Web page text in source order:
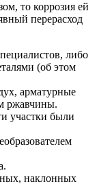
то коррозия ей
перерасход
либо
(об этом
арматурные
ржавчины.
участки были
наклонных